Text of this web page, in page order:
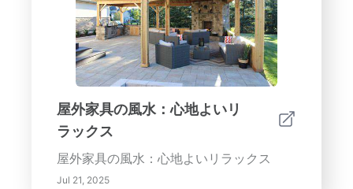
屋外家具の風水：心地よいリ
ラックス
屋外家具の風水：心地よいリラックス
Jul 21, 2025